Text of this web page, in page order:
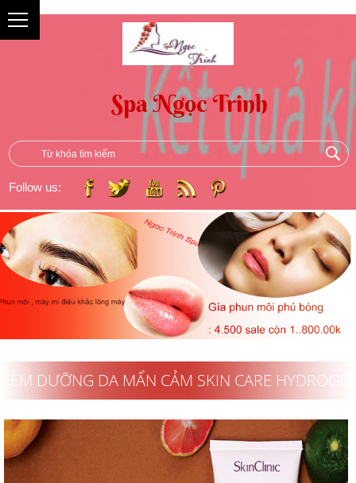
Follow us:
KEM DƯỠNG DA MẨN CẢM SKIN CARE HYDROGEL